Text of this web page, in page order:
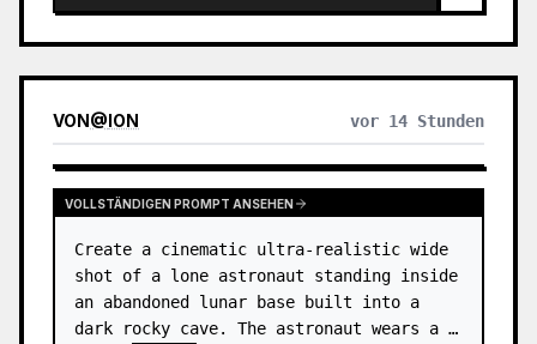
VON@ION vor 14 Stunden
VOLLSTÄNDIGEN PROMPT ANSEHEN
Create a cinematic ultra-realistic wide
shot of a lone astronaut standing inside
an abandoned lunar base built into a
dark rocky cave. The astronaut wears a